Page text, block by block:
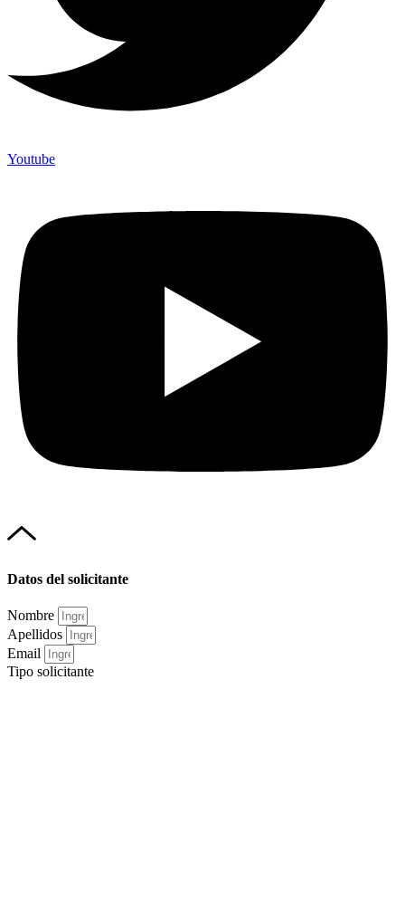
Youtube
Datos del solicitante
Nombre
Apellidos
Email
Tipo solicitante